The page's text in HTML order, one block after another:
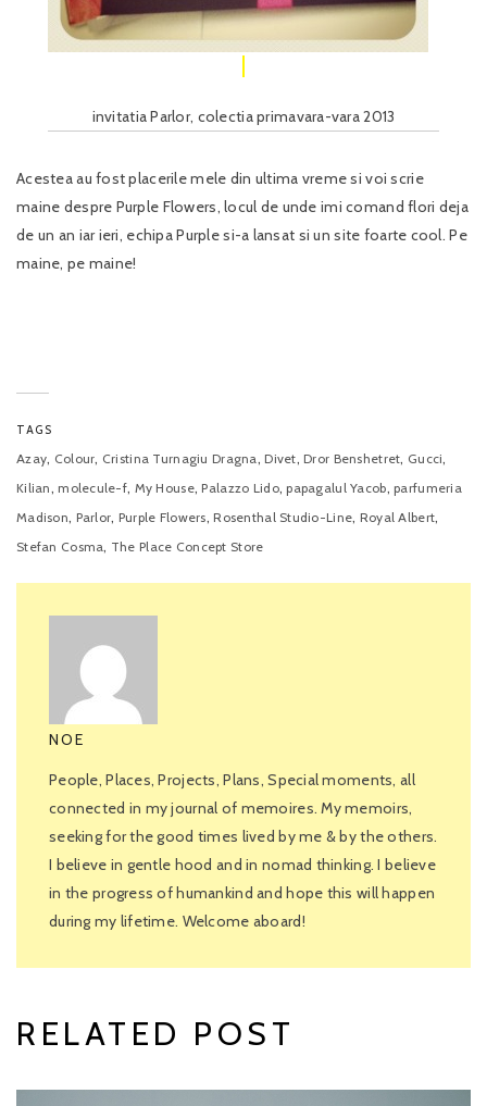
invitatia Parlor, colectia primavara-vara 2013
Acestea au fost placerile mele din ultima vreme si voi scrie
maine despre Purple Flowers, locul de unde imi comand flori deja
de un an iar ieri, echipa Purple si-a lansat si un site foarte cool. Pe
maine, pe maine!
TAGS
Azay, Colour, Cristina Turnagiu Dragna,Divet,Dror Benshetret, Gucci,
Kilian,molecule-f, My House,Palazzo Lido,papagalul Yacob,parfumeria
Madison, Parlor, Purple Flowers,Rosenthal Studio-Line, Royal Albert,
Stefan Cosma, The Place Concept Store
NOE
People, Places, Projects, Plans, Special moments, all
connected in my journal of memoires. My memoirs,
seeking for the good times lived by me & by the others.
I believe in gentle hood and in nomad thinking. I believe
in the progress of humankind and hope this will happen
during my lifetime. Welcome aboard!
RELATED POST